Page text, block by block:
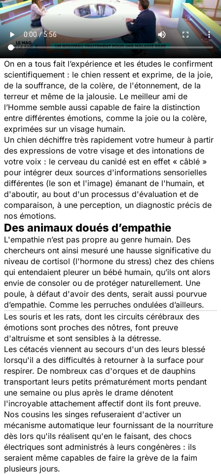
On en a tous fait l’expérience et les études le confirment
scientifiquement : le chien ressent et exprime, de la joie,
de la souffrance, de la colère, de l'étonnement, de la
terreur et même de la jalousie. Le meilleur ami de
l’Homme semble aussi capable de faire la distinction
entre différentes émotions, comme la joie ou la colère,
exprimées sur un visage humain.
Un chien déchiffre très rapidement votre humeur à partir
des expressions de votre visage et des intonations de
votre voix : le cerveau du canidé est en effet « câblé »
pour intégrer deux sources d'informations sensorielles
différentes (le son et l'image) émanant de l'humain, et
d'aboutir, au bout d'un processus d'évaluation et de
comparaison, à une perception, un diagnostic précis de
nos émotions.
Des animaux doués d’empathie
L'empathie n’est pas propre au genre humain. Des
chercheurs ont ainsi mesuré une hausse significative du
niveau de cortisol (l'hormone du stress) chez des chiens
qui entendaient pleurer un bébé humain, qu’ils ont alors
envie de consoler ou de protéger naturellement. Une
poule, à défaut d'avoir des dents, serait aussi pourvue
d’empathie. Comme les perruches ondulées d’ailleurs.
Les souris et les rats, dont les circuits cérébraux des
émotions sont proches des nôtres, font preuve
d'altruisme et sont sensibles à la détresse.
Les cétacés viennent au secours d'un des leurs blessé
lorsqu'il a des difficultés à retourner à la surface pour
respirer. De nombreux cas d'orques et de dauphins
transportant leurs petits prématurément morts pendant
une semaine ou plus après le drame dénotent
l'incroyable attachement affectif dont ils font preuve.
Nos cousins les singes refuseraient d'activer un
mécanisme automatique leur fournissant de la nourriture
dès lors qu'ils réalisent qu'en le faisant, des chocs
électriques sont administrés à leurs congénères : ils
seraient même capables de faire la grève de la faim
plusieurs jours.